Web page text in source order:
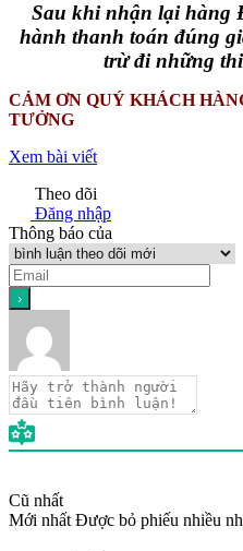
Sau khi nhận lại hàng
hành thanh toán đúng
trừ đi những
CẢM ƠN QUÝ KHÁCH
TƯỞNG
Xem bài viết
Theo dõi
Đăng nhập
Thông báo của
Cũ nhất
Mới nhất Được bỏ phiếu nhiều